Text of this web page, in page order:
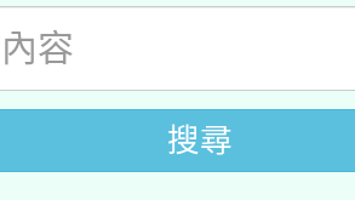
成長研習實施計
工作坊新北場」
臺北學習中心
學習班」招生簡
關國立成功大學
共融平台-教案
國民及學前教育
COVID-19疫苗接
搜尋